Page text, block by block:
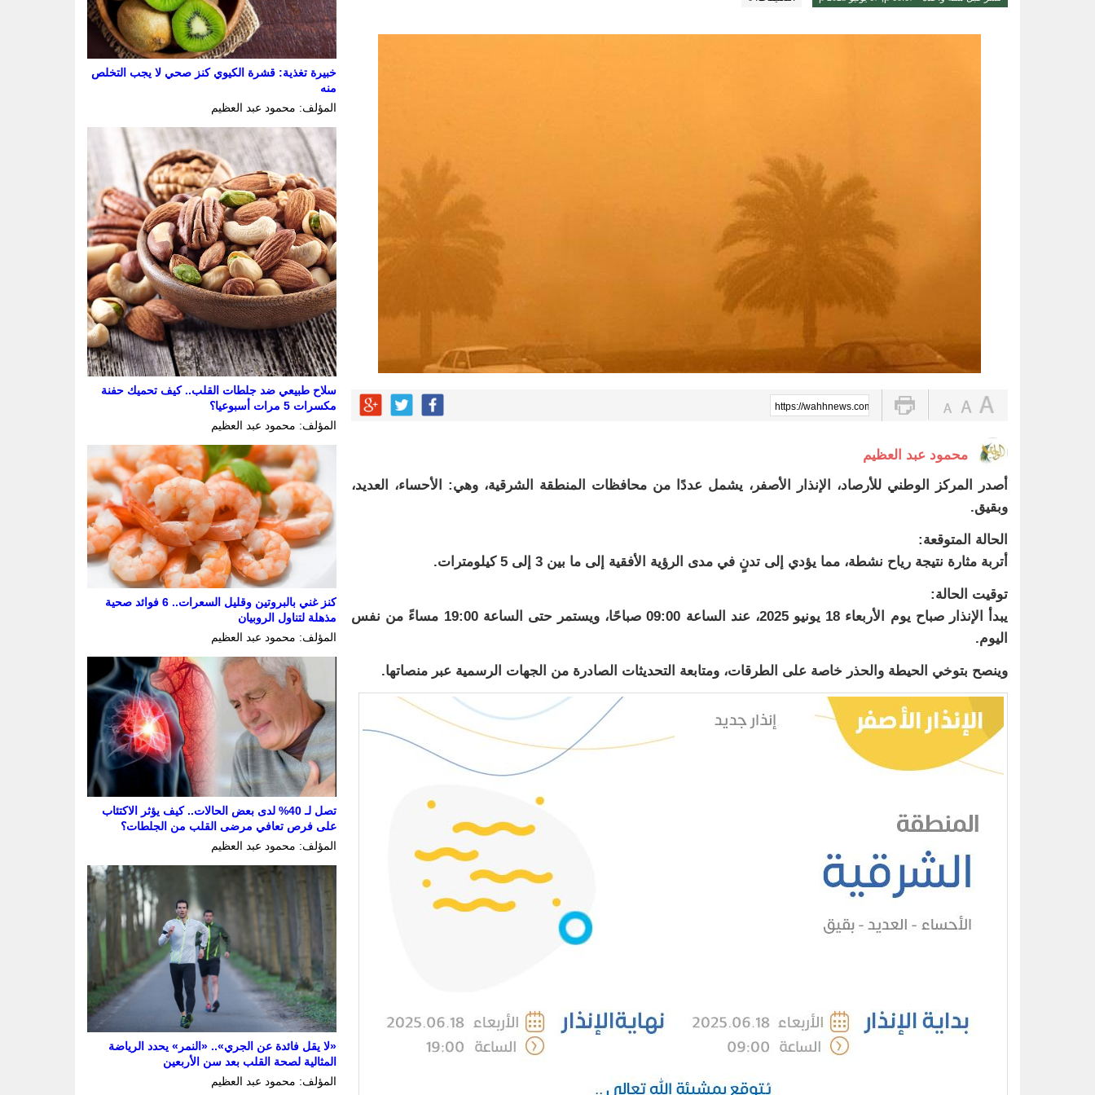
عبدالله السلطان: نُعلّم الشباب كيف يحوّلون الفكرة إلى “أثر”
تقنية جديدة تقلل دهون البطاطس المقلية دون التأثير على الطعم
https://wahhnews.com/?p=81028
محمود عبد العظيم
أصدر المركز الوطني للأرصاد، الإنذار الأصفر، يشمل عددًا من محافظات المنطقة الشرقية، وهي: الأحساء، العديد،
وبقيق.
الحالة المتوقعة:
أتربة مثارة نتيجة رياح نشطة، مما يؤدي إلى تدنٍ في مدى الرؤية الأفقية إلى ما بين 3 إلى 5 كيلومترات.
توقيت الحالة:
يبدأ الإنذار صباح يوم الأربعاء 18 يونيو 2025، عند الساعة 09:00 صباحًا، ويستمر حتى الساعة 19:00 مساءً من نفس
اليوم.
وينصح بتوخي الحيطة والحذر خاصة على الطرقات، ومتابعة التحديثات الصادرة من الجهات الرسمية عبر منصاتها.
خبيرة تغذية: قشرة الكيوي كنز صحي لا يجب التخلص
منه
المؤلف: محمود عبد العظيم
سلاح طبيعي ضد جلطات القلب.. كيف تحميك حفنة
مكسرات 5 مرات أسبوعيا؟
المؤلف: محمود عبد العظيم
كنز غني بالبروتين وقليل السعرات.. 6 فوائد صحية
مذهلة لتناول الروبيان
المؤلف: محمود عبد العظيم
تصل لـ 40% لدى بعض الحالات.. كيف يؤثر الاكتئاب
على فرص تعافي مرضى القلب من الجلطات؟
المؤلف: محمود عبد العظيم
«لا يقل فائدة عن الجري».. «النمر» يحدد الرياضة
المثالية لصحة القلب بعد سن الأربعين
المؤلف: محمود عبد العظيم